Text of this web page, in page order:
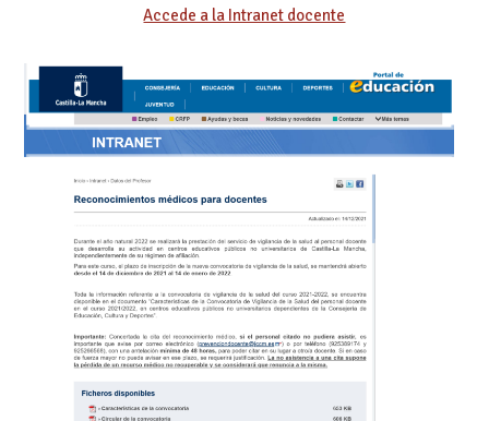
Accede a la Intranet docente